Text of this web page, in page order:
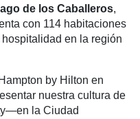
de los Caballeros,
con 114 habitaciones
en la región
by Hilton en
nuestra cultura de
la Ciudad